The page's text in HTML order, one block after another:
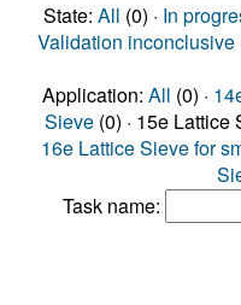
State: All (0) · In
Validation inconclusive
Application: All (0) ·
Sieve (0) · 15e Lattice
16e Lattice Sieve for
Task name: